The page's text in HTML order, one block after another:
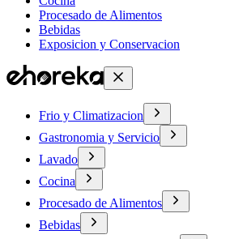
Procesado de Alimentos
Bebidas
Exposicion y Conservacion
Frio y Climatizacion
Gastronomia y Servicio
Lavado
Cocina
Procesado de Alimentos
Bebidas